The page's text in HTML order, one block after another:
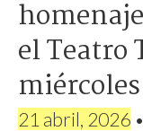
el Teatro
21 abril, 2026 •